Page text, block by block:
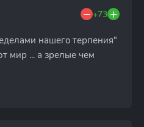
+73
нашего терпения"
мир ... а зрелые чем